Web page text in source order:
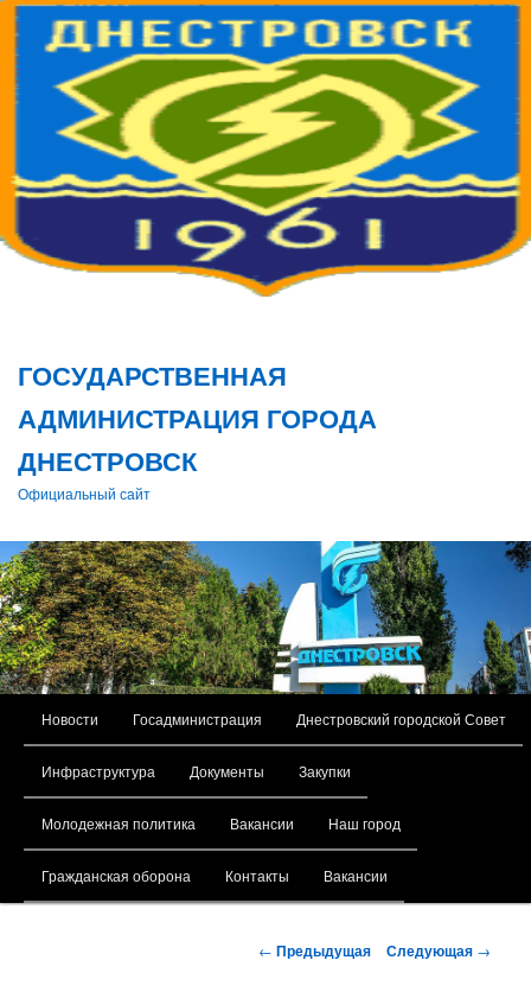
ГОСУДАРСТВЕННАЯ
АДМИНИСТРАЦИЯ ГОРОДА
ДНЕСТРОВСК
Официальный сайт
Перейти к основному содержимому
Новости Госадминистрация Днестровский городской Совет
Инфраструктура Документы Закупки
Молодежная политика Вакансии Наш город
Гражданская оборона Контакты Вакансии
Навигация по записям
← Предыдущая Следующая →